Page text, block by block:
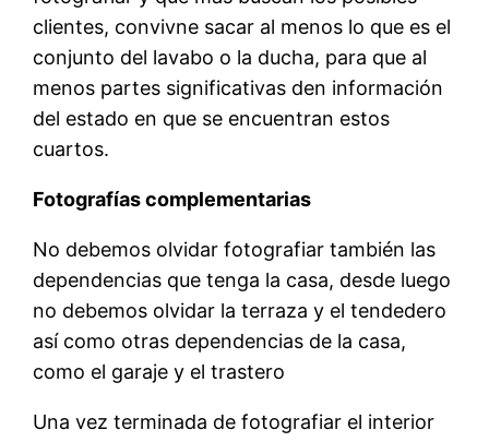
clientes, convivne sacar al menos lo que es el
conjunto del lavabo o la ducha, para que al
menos partes significativas den información
del estado en que se encuentran estos
cuartos.
Fotografías complementarias
No debemos olvidar fotografiar también las
dependencias que tenga la casa, desde luego
no debemos olvidar la terraza y el tendedero
así como otras dependencias de la casa,
como el garaje y el trastero
Una vez terminada de fotografiar el interior